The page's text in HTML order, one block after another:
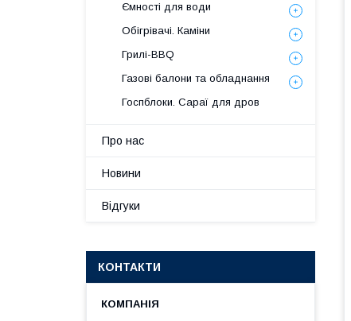
Ємності для води
Обігрівачі. Каміни
Грилі-BBQ
Газові балони та обладнання
Госпблоки. Сараї для дров
Про нас
Новини
Відгуки
КОНТАКТИ